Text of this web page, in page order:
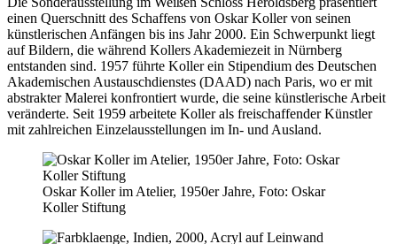
einen Querschnitt des Schaffens von Oskar Koller von seinen
künstlerischen Anfängen bis ins Jahr 2000. Ein Schwerpunkt liegt
auf Bildern, die während Kollers Akademiezeit in Nürnberg
entstanden sind. 1957 führte Koller ein Stipendium des Deutschen
Akademischen Austauschdienstes (DAAD) nach Paris, wo er mit
abstrakter Malerei konfrontiert wurde, die seine künstlerische Arbeit
veränderte. Seit 1959 arbeitete Koller als freischaffender Künstler
mit zahlreichen Einzelausstellungen im In- und Ausland.
Oskar Koller im Atelier, 1950er Jahre, Foto: Oskar
Koller Stiftung